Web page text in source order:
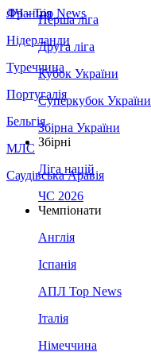
Франція
Нідерланди
Туреччина
Португалія
Бельгія
МЛС
Саудівська Аравія
ЛЧ - Top News
Перша ліга
Друга ліга
Кубок України
Суперкубок України
Збірна України
Збірні
Ліга націй
ЧС 2026
Чемпіонати
Англія
Іспанія
АПЛ Top News
Італія
Німеччина